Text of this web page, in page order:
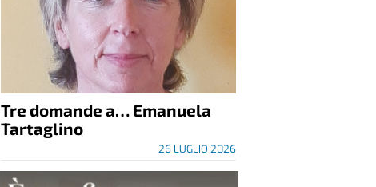
Tre domande a… Emanuela
Tartaglino
26 LUGLIO 2026